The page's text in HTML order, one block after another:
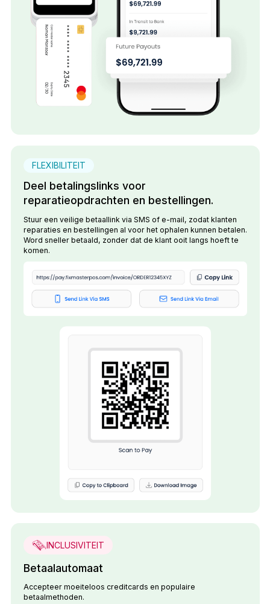
FLEXIBILITEIT
Deel betalingslinks voor
reparatieopdrachten en bestellingen.
Stuur een veilige betaallink via SMS of e-mail, zodat klanten
reparaties en bestellingen al voor het ophalen kunnen betalen.
Word sneller betaald, zonder dat de klant ooit langs hoeft te
komen.
INCLUSIVITEIT
Betaalautomaat
Accepteer moeiteloos creditcards en populaire
betaalmethoden.